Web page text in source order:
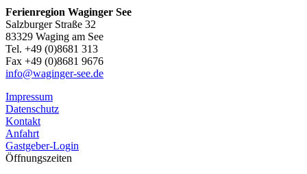
Ferienregion Waginger See
Salzburger Straße 32
83329 Waging am See
Tel. +49 (0)8681 313
Fax +49 (0)8681 9676
info@waginger-see.de
Impressum
Datenschutz
Kontakt
Anfahrt
Gastgeber-Login
Öffnungszeiten